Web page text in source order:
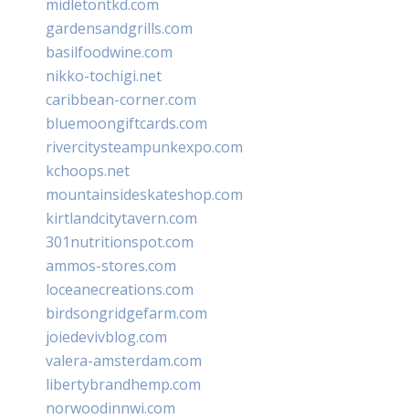
midletontkd.com
gardensandgrills.com
basilfoodwine.com
nikko-tochigi.net
caribbean-corner.com
bluemoongiftcards.com
rivercitysteampunkexpo.com
kchoops.net
mountainsideskateshop.com
kirtlandcitytavern.com
301nutritionspot.com
ammos-stores.com
loceanecreations.com
birdsongridgefarm.com
joiedevivblog.com
valera-amsterdam.com
libertybrandhemp.com
norwoodinnwi.com